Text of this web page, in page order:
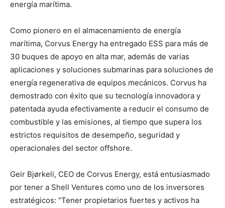
energía marítima.
Como pionero en el almacenamiento de energía
marítima, Corvus Energy ha entregado ESS para más de
30 buques de apoyo en alta mar, además de varias
aplicaciones y soluciones submarinas para soluciones de
energía regenerativa de equipos mecánicos. Corvus ha
demostrado con éxito que su tecnología innovadora y
patentada ayuda efectivamente a reducir el consumo de
combustible y las emisiones, al tiempo que supera los
estrictos requisitos de desempeño, seguridad y
operacionales del sector offshore.
Geir Bjørkeli, CEO de Corvus Energy, está entusiasmado
por tener a Shell Ventures como uno de los inversores
estratégicos: “Tener propietarios fuertes y activos ha